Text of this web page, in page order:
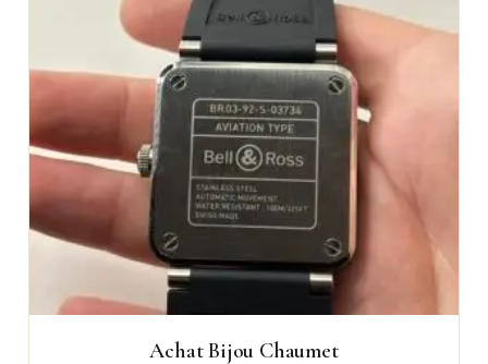
Achat Bijou Chaumet